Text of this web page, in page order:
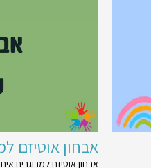
אבחון אוטיזם
אבחון אוטיזם למבוגרים